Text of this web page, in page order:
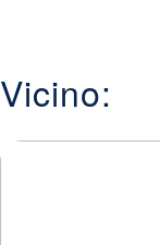
Vicino: